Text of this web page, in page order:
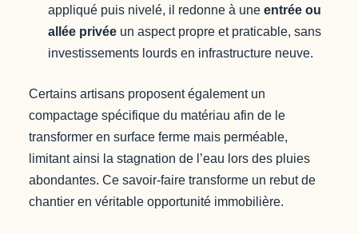
appliqué puis nivelé, il redonne à une entrée ou
allée privée un aspect propre et praticable, sans
investissements lourds en infrastructure neuve.
Certains artisans proposent également un
compactage spécifique du matériau afin de le
transformer en surface ferme mais perméable,
limitant ainsi la stagnation de l’eau lors des pluies
abondantes. Ce savoir-faire transforme un rebut de
chantier en véritable opportunité immobilière.